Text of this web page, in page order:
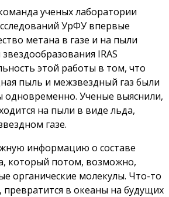
ученых лаборатории
УрФУ впервые
метана в газе и на пыли
IRAS
этой работы в том, что
пыль и межзвездный газ были
одновременно. Ученые выяснили,
на пыли в виде льда,
газе.
информацию о составе
который потом, возможно,
органические молекулы. Что-то
превратится в океаны на будущих